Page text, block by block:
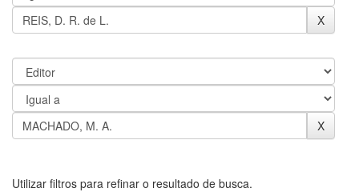
Utilizar filtros para refinar o resultado de busca.